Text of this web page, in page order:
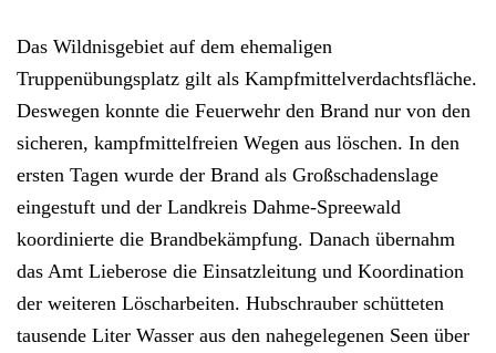
Das Wildnisgebiet auf dem ehemaligen
Truppenübungsplatz gilt als Kampfmittelverdachtsfläche.
Deswegen konnte die Feuerwehr den Brand nur von den
sicheren, kampfmittelfreien Wegen aus löschen. In den
ersten Tagen wurde der Brand als Großschadenslage
eingestuft und der Landkreis Dahme-Spreewald
koordinierte die Brandbekämpfung. Danach übernahm
das Amt Lieberose die Einsatzleitung und Koordination
der weiteren Löscharbeiten. Hubschrauber schütteten
tausende Liter Wasser aus den nahegelegenen Seen über